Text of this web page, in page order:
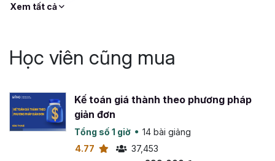
Xem tất cả
Học viên cũng mua
Kế toán giá thành theo phương pháp
giản đơn
Tổng số 1 giờ
14 bài giảng
4.77
37,453